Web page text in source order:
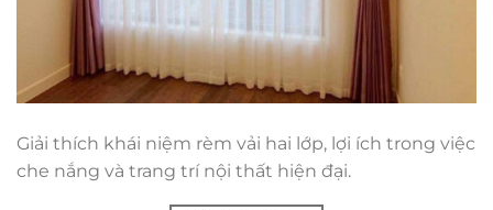
Giải thích khái niệm rèm vải hai lớp, lợi ích trong việc
che nắng và trang trí nội thất hiện đại.